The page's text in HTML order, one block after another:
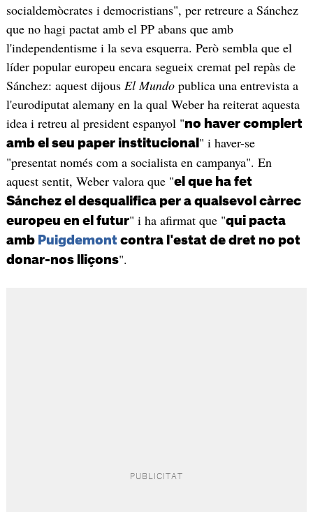
socialdemòcrates i democristians", per retreure a Sánchez
que no hagi pactat amb el PP abans que amb
l'independentisme i la seva esquerra. Però sembla que el
líder popular europeu encara segueix cremat pel repàs de
Sánchez: aquest dijous El Mundopublica una entrevista a
l'eurodiputat alemany en la qual Weber ha reiterat aquesta
idea i retreu al president espanyol "no haver complert
amb el seu paper institucional " i haver-se
"presentat només com a socialista en campanya". En
aquest sentit, Weber valora que "el que ha fet
Sánchez el desqualifica per a qualsevol càrrec
europeu en el futur" i ha afirmat que "qui pacta
amb Puigdemontcontra l'estat de dret no pot
donar-nos lliçons".